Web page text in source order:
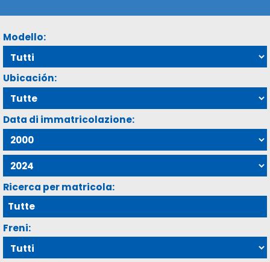
Modello:
Ubicación:
Data di immatricolazione:
Ricerca per matricola:
Freni: